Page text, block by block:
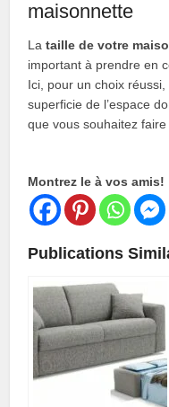
maisonnette
Lataille de votre
important à prendre en
Ici, pour un choix
superficie de l’espace
que vous souhaitez
Montrez le à vos amis!
Publications